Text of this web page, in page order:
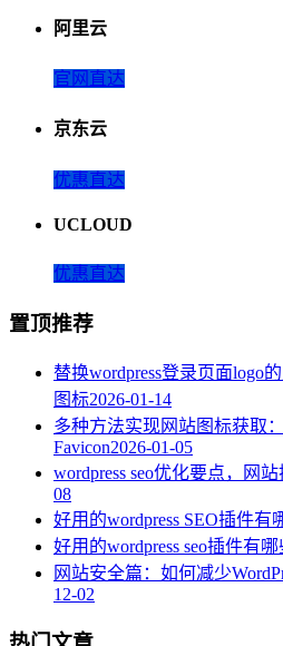
阿里云
官网直达
京东云
优惠直达
UCLOUD
优惠直达
置顶推荐
替换wordpress登录页面logo
图标2026-01-14
多种方法实现网站图标获取
Favicon2026-01-05
wordpress seo优化要点，网
08
好用的wordpress SEO插件有
好用的wordpress seo插件有哪
网站安全篇：如何减少
12-02